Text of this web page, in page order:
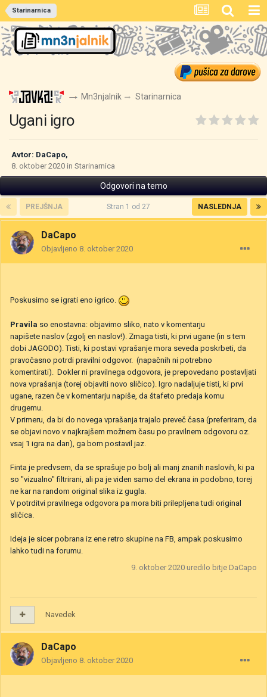
Starinarnica
Mn3njalnik Starinarnica
Ugani igro
Avtor: DaCapo,
8. oktober 2020 in Starinarnica
Odgovori na temo
PREJŠNJA NASLEDNJA
Stran 1 od 27
DaCapo
Objavljeno 8. oktober 2020
Poskusimo se igrati eno igrico.
Pravila so enostavna: objavimo sliko, nato v komentarju
napišete naslov (zgolj en naslov!). Zmaga tisti, ki prvi ugane (in s tem
dobi JAGODO). Tisti, ki postavi vprašanje mora seveda poskrbeti, da
pravočasno potrdi pravilni odgovor. (napačnih ni potrebno
komentirati). Dokler ni pravilnega odgovora, je prepovedano postavljati
nova vprašanja (torej objaviti novo sličico). Igro nadaljuje tisti, ki prvi
ugane, razen če v komentarju napiše, da štafeto predaja komu
drugemu.
V primeru, da bi do novega vprašanja trajalo preveč časa (preferiram, da
se objavi novo v najkrajšem možnem času po pravilnem odgovoru oz.
vsaj 1 igra na dan), ga bom postavil jaz.
Finta je predvsem, da se sprašuje po bolj ali manj znanih naslovih, ki pa
so "vizualno" filtrirani, ali pa je viden samo del ekrana in podobno, torej
ne kar na random original slika iz gugla.
V potrditvi pravilnega odgovora pa mora biti prilepljena tudi original
sličica.
Ideja je sicer pobrana iz ene retro skupine na FB, ampak poskusimo
lahko tudi na forumu.
9. oktober 2020 uredilo bitje DaCapo
Navedek
DaCapo
Objavljeno 8. oktober 2020